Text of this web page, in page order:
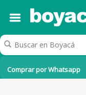
Comprar por Whatsapp